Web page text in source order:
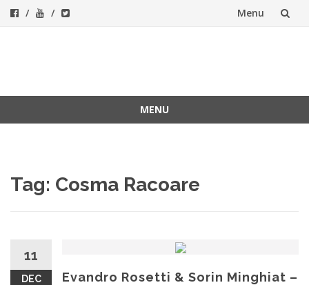
Menu
MENU
Tag: Cosma Racoare
11
DEC
Evandro Rosetti & Sorin Minghiat –